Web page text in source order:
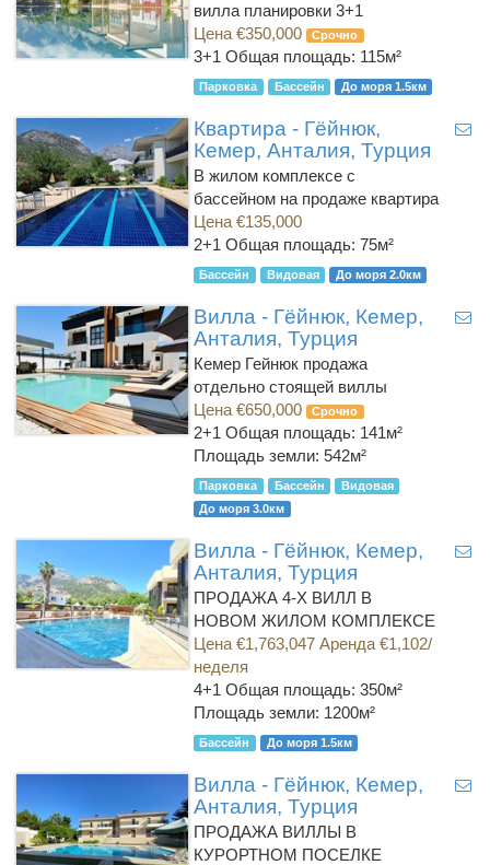
вилла планировки 3+1
Цена €350,000
Срочно
3+1 Общая площадь: 115м²
Парковка Бассейн До моря 1.5км
Квартира - Гёйнюк,
Кемер, Анталия, Турция
В жилом комплексе с
бассейном на продаже квартира
Цена €135,000
2+1 Общая площадь: 75м²
Бассейн Видовая До моря 2.0км
Вилла - Гёйнюк, Кемер,
Анталия, Турция
Кемер Гейнюк продажа
отдельно стоящей виллы
Цена €650,000
Срочно
2+1 Общая площадь: 141м²
Площадь земли: 542м²
Парковка Бассейн
Видовая
До моря 3.0км
Вилла - Гёйнюк, Кемер,
Анталия, Турция
ПРОДАЖА 4-Х ВИЛЛ В
НОВОМ ЖИЛОМ КОМПЛЕКСЕ
Цена €1,763,047 Аренда €1,102/
неделя
4+1 Общая площадь: 350м²
Площадь земли: 1200м²
Бассейн До моря 1.5км
Вилла - Гёйнюк, Кемер,
Анталия, Турция
ПРОДАЖА ВИЛЛЫ В
КУРОРТНОМ ПОСЕЛКЕ